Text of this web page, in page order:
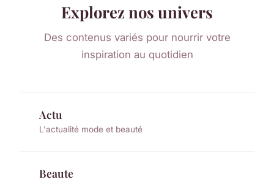
Explorez nos univers
Des contenus variés pour nourrir votre
inspiration au quotidien
Actu
L'actualité mode et beauté
Beaute